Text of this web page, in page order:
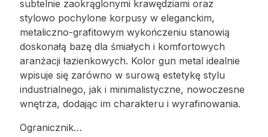
subtelnie zaokrąglonymi krawędziami oraz
stylowo pochylone korpusy w eleganckim,
metaliczno-grafitowym wykończeniu stanowią
doskonałą bazę dla śmiałych i komfortowych
aranżacji łazienkowych. Kolor gun metal idealnie
wpisuje się zarówno w surową estetykę stylu
industrialnego, jak i minimalistyczne, nowoczesne
wnętrza, dodając im charakteru i wyrafinowania.
Ogranicznik…